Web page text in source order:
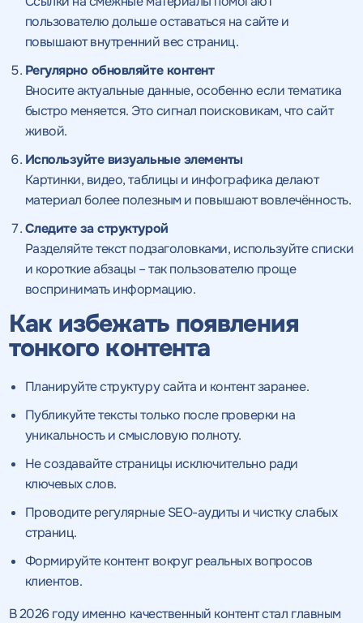
пользователю дольше оставаться на сайте и
повышают внутренний вес страниц.
Регулярно обновляйте контент
Вносите актуальные данные, особенно если тематика
быстро меняется. Это сигнал поисковикам, что сайт
живой.
Используйте визуальные элементы
Картинки, видео, таблицы и инфографика делают
материал более полезным и повышают вовлечённость.
Следите за структурой
Разделяйте текст подзаголовками, используйте списки
и короткие абзацы – так пользователю проще
воспринимать информацию.
Как избежать появления
тонкого контента
Планируйте структуру сайта и контент заранее.
Публикуйте тексты только после проверки на
уникальность и смысловую полноту.
Не создавайте страницы исключительно ради
ключевых слов.
Проводите регулярные SEO-аудиты и чистку слабых
страниц.
Формируйте контент вокруг реальных вопросов
клиентов.
В 2026 году именно качественный контент стал главным
Получить
качественный
SEO - аудит
Вместе с аудитом
мы даем структуру
конкурентов в поиске
Нажимая на кнопку, "Провести аудит" вы даете согласие
обработку персональных данныхи соглашаетесь c
Отклик на вакансию
Укажите ваш номер телефона и мы свяжемся с
вами в ближайшее время
Нажимая на кнопку, "Отправить" вы даете согласие
обработку персональных данныхи соглашаетесь c
ОТПРАВИТЬ
согласиена обработку персональных данных
и соглашаетесь cполитикой
конфиденциальности
ОТПРАВИТЬ
политикой конфиденциальности
Воспользоваться
предложением
Укажите ваш номер телефона
и введите промокод
соответствующий
интересующему вас
спецпредложению
Нажимая на кнопку, "Отправить" вы даете согласие
обработку персональных данных
конфиденциальности
ОТПРАВИТЬ